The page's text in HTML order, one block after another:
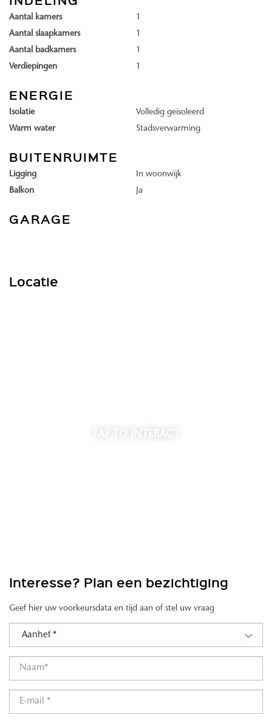
komt aan de Fokkerhaven, een mooie plek waar je ook PuuRR aan
de Binck en Restaurant Glaswerk vindt. Het gebied, aan de rand van
Den Haag en grenzend aan Voorburg, is straks dus in niks meer te
werken én leven.
groen van planten en natuur. Groen in, op, en aan het gebouw.
dat dieren en planten hun plek kunnen vinden en dat het gebouw
niet als obstakel werkt maar juist als verbinder. Tussen het gebouw,
Aantal kamers
1
Aantal slaapkamers
1
Aantal badkamers
1
Verdiepingen
1
ENERGIE
Isolatie
Volledig geisoleerd
Warm water
Stadsverwarming
BUITENRUIMTE
Ligging
In woonwijk
Balkon
Ja
GARAGE
Locatie
TAP TO INTERACT
Interesse? Plan een bezichtiging
Geef hier uw voorkeursdata en tijd aan of stel uw vraag
Aanhef *